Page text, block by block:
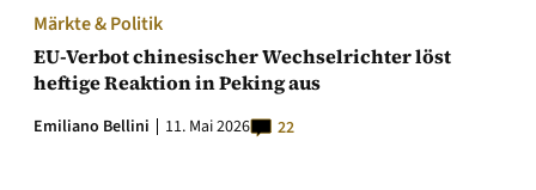
Märkte & Politik
EU-Verbot chinesischer Wechselrichter löst
heftige Reaktion in Peking aus
Emiliano Bellini 11. Mai 2026 22